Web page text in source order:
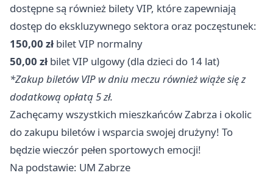
dostępne są również bilety VIP, które zapewniają
dostęp do ekskluzywnego sektora oraz poczęstunek:
150,00 zł bilet VIP normalny
50,00 zł bilet VIP ulgowy (dla dzieci do 14 lat)
*Zakup biletów VIP w dniu meczu również wiąże się z
dodatkową opłatą 5 zł.
Zachęcamy wszystkich mieszkańców Zabrza i okolic
do zakupu biletów i wsparcia swojej drużyny! To
będzie wieczór pełen sportowych emocji!
Na podstawie: UM Zabrze